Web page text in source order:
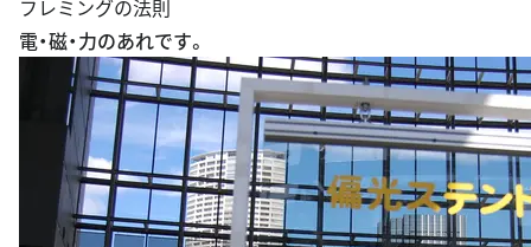
フレミングの法則
電・磁・力のあれです。